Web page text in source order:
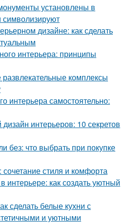
установлены в
символизируют
дизайне: как сделать
интерьера: принципы
комплексы
интерьера самостоятельно:
интерьеров: 10 секретов
без: что выбрать при покупке
сочетание стиля и комфорта
интерьере: как создать уютный
сделать белые кухни с
и уютными